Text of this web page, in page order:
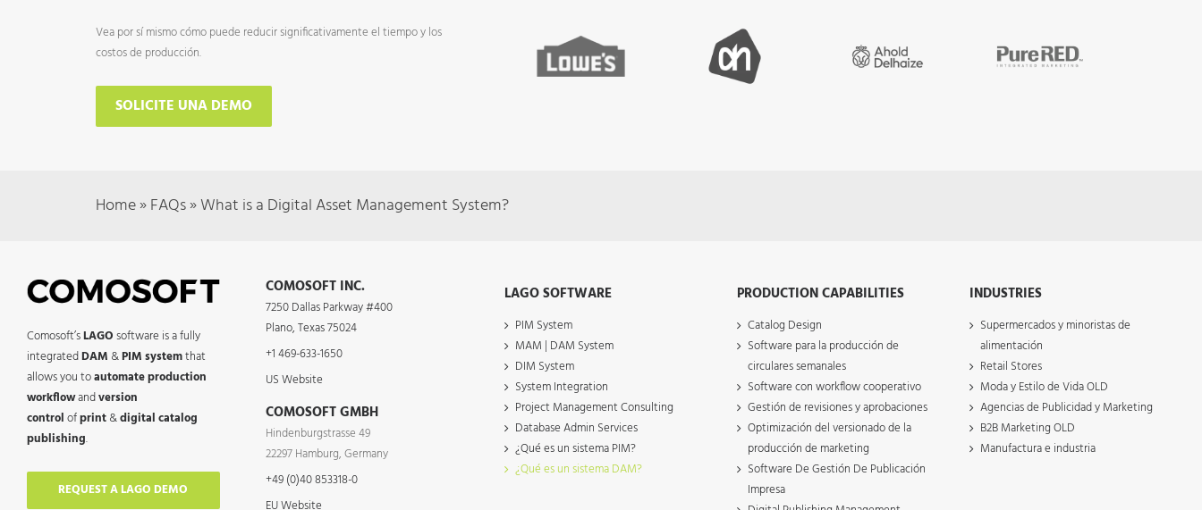
Vea por sí mismo cómo puede reducir significativamente el tiempo y los
costos de producción.
SOLICITE UNA DEMO
Home»FAQs»What is a Digital Asset Management System?
Comosoft’sLAGOsoftware is a fully
integratedDAM &PIM systemthat
allows you toautomate production
workflowandversion
controlofprint&digital catalog
publishing.
REQUEST A LAGO DEMO
COMOSOFT INC.
7250 Dallas Parkway #400
Plano, Texas 75024
+1 469-633-1650
US Website
COMOSOFT GMBH
Hindenburgstrasse 49
22297 Hamburg, Germany
+49 (0)40 853318-0
EU Website
LAGO SOFTWARE
PIM System
MAM | DAM System
DIM System
System Integration
Project Management Consulting
Database Admin Services
¿Qué es un sistema PIM?
¿Qué es un sistema DAM?
PRODUCTION CAPABILITIES
Catalog Design
Software para la producción de
circulares semanales
Software con workflow cooperativo
Gestión de revisiones y aprobaciones
Optimización del versionado de la
producción de marketing
Software De Gestión De Publicación
Impresa
INDUSTRIES
Supermercados y minoristas de
alimentación
Retail Stores
Moda y Estilo de Vida OLD
Agencias de Publicidad y Marketing
B2B Marketing OLD
Manufactura e industria